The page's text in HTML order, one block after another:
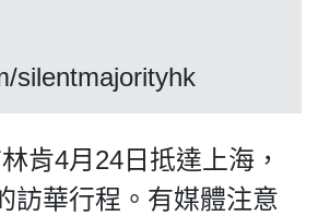
silentmajorityhk
肯4月24日抵達上海，
訪華行程。有媒體注意